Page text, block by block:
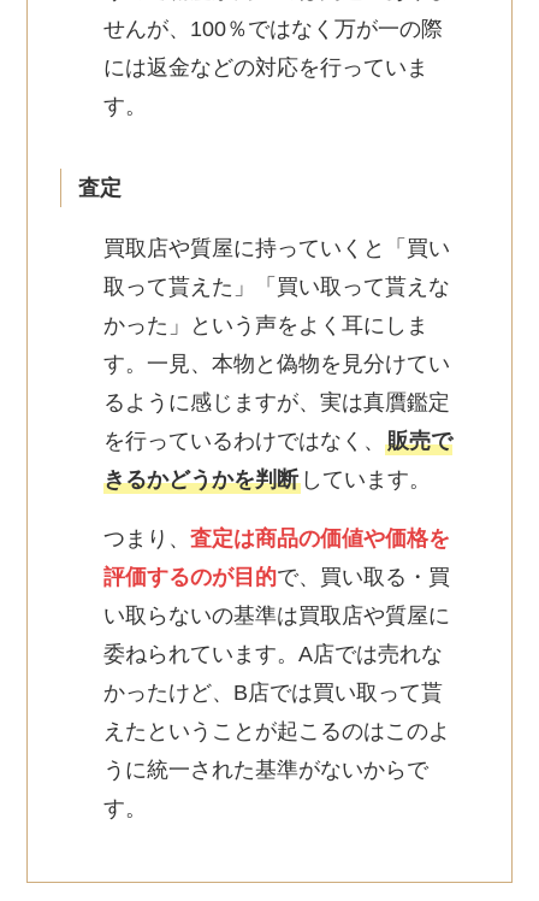
せんが、100％ではなく万が一の際
には返金などの対応を行っていま
す。
査定
買取店や質屋に持っていくと「買い
取って貰えた」「買い取って貰えな
かった」という声をよく耳にしま
す。一見、本物と偽物を見分けてい
るように感じますが、実は真贋鑑定
を行っているわけではなく、販売で
きるかどうかを判断 しています。
つまり、査定は商品の価値や価格を
評価するのが目的で、買い取る・買
い取らないの基準は買取店や質屋に
委ねられています。A店では売れな
かったけど、B店では買い取って貰
えたということが起こるのはこのよ
うに統一された基準がないからで
す。